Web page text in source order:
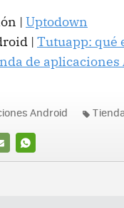
| Uptodown
| Tutuapp: qué
de
WHATSAPP
Android